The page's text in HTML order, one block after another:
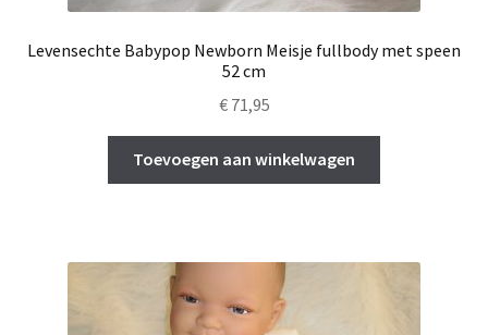
Levensechte Babypop Newborn Meisje fullbody met speen
52 cm
€71,95
Toevoegen aan winkelwagen